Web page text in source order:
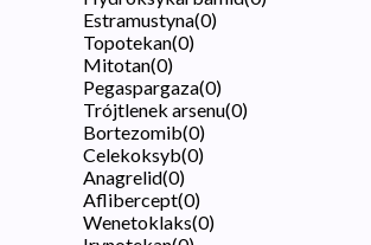
Estramustyna(0)
Topotekan(0)
Mitotan(0)
Pegaspargaza(0)
Trójtlenek arsenu(0)
Bortezomib(0)
Celekoksyb(0)
Anagrelid(0)
Aflibercept(0)
Wenetoklaks(0)